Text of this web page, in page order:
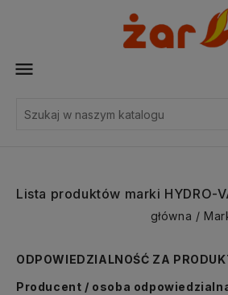

Lista produktów marki HYDRO-
główna
ODPOWIEDZIALNOŚĆ ZA
Producent / osoba